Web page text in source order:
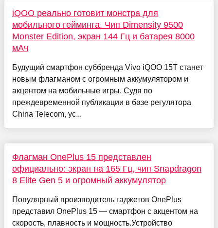
iQOO реально готовит монстра для
мобильного гейминга. Чип Dimensity 9500
Monster Edition, экран 144 Гц и батарея 8000
мАч
Будущий смартфон суббренда Vivo iQOO 15T станет
новым флагманом с огромным аккумулятором и
акцентом на мобильные игры. Судя по
преждевременной публикации в базе регулятора
China Telecom, ус...
Флагман OnePlus 15 представлен
официально: экран на 165 Гц, чип Snapdragon
8 Elite Gen 5 и огромный аккумулятор
Популярный производитель гаджетов OnePlus
представил OnePlus 15 — смартфон с акцентом на
скорость, плавность и мощность.Устройство